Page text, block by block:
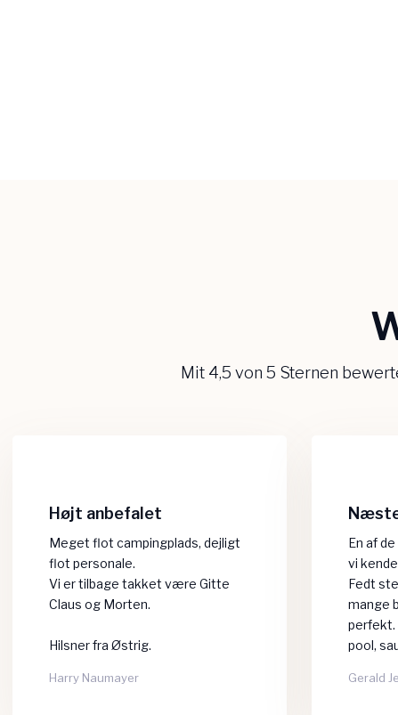
Mit 4,5 von 5 Sternen
Højt anbefalet
Meget flot campingplads, dejligt
flot personale.
Vi er tilbage takket være Gitte
Claus og Morten.
Hilsner fra Østrig.
Harry Naumayer​
En af
vi
​Fedt
mange
perfekt.
pool,
Gerald